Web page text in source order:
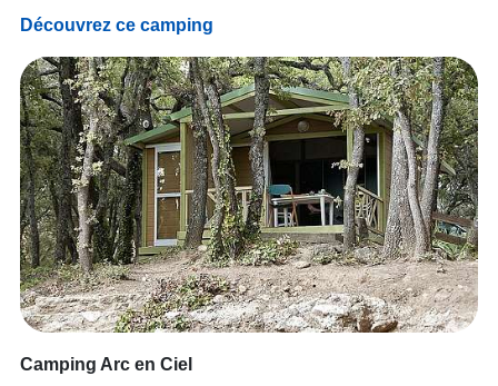
Découvrez ce camping
Camping Arc en Ciel